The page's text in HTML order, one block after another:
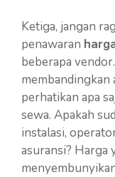
Ketiga, jangan
penawaran
beberapa
membandingkan
perhatikan apa
sewa. Apakah
instalasi,
asuransi? Harga